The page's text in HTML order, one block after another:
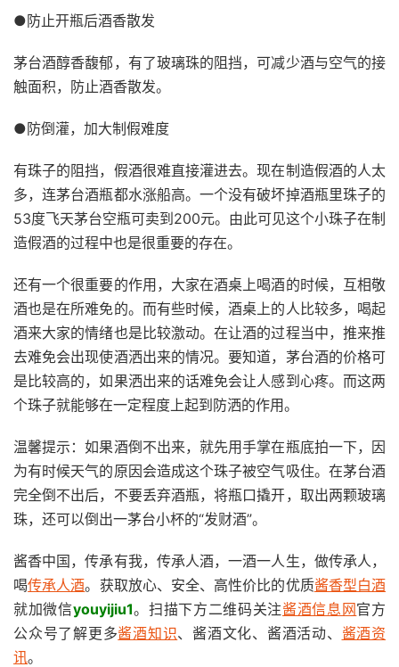
●防止开瓶后酒香散发
茅台酒醇香馥郁，有了玻璃珠的阻挡，可减少酒与空气的接
触面积，防止酒香散发。
●防倒灌，加大制假难度
有珠子的阻挡，假酒很难直接灌进去。现在制造假酒的人太
多，连茅台酒瓶都水涨船高。一个没有破坏掉酒瓶里珠子的
53度飞天茅台空瓶可卖到200元。由此可见这个小珠子在制
造假酒的过程中也是很重要的存在。
还有一个很重要的作用，大家在酒桌上喝酒的时候，互相敬
酒也是在所难免的。而有些时候，酒桌上的人比较多，喝起
酒来大家的情绪也是比较激动。在让酒的过程当中，推来推
去难免会出现使酒洒出来的情况。要知道，茅台酒的价格可
是比较高的，如果洒出来的话难免会让人感到心疼。而这两
个珠子就能够在一定程度上起到防洒的作用。
温馨提示：如果酒倒不出来，就先用手掌在瓶底拍一下，因
为有时候天气的原因会造成这个珠子被空气吸住。在茅台酒
完全倒不出后，不要丢弃酒瓶，将瓶口撬开，取出两颗玻璃
珠，还可以倒出一茅台小杯的“发财酒”。
酱香中国，传承有我，传承人酒，一酒一人生，做传承人，
喝传承人酒。获取放心、安全、高性价比的优质酱香型白酒
就加微信youyijiu1。扫描下方二维码关注酱酒信息网官方
公众号了解更多酱酒知识、酱酒文化、酱酒活动、 酱酒资
讯。